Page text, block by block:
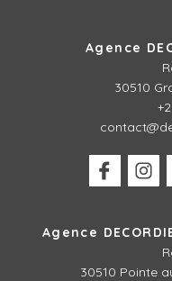
Agence
30510
Agence
30510 Pointe